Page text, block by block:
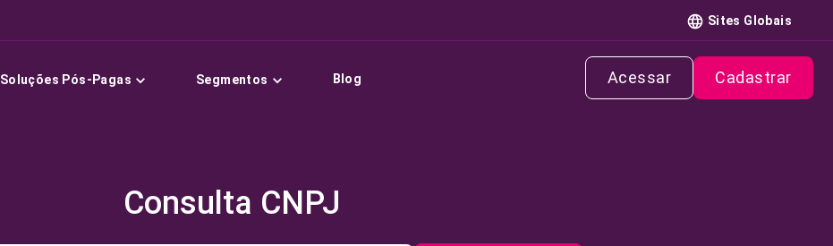
Sites Globais
Soluções Pós-Pagas Segmentos Blog Acessar Cadastrar
Consulta CNPJ